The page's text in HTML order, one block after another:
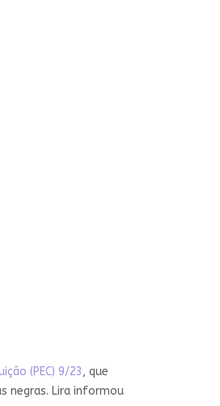
(PEC) 9/23, que
negras. Lira informou